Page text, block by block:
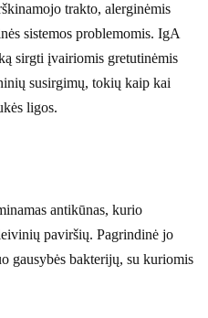
trakto, alerginėmis
sistemos problemomis. IgA
sirgti įvairiomis gretutinėmis
susirgimų, tokių kaip kai
ligos.
antikūnas, kurio
paviršių. Pagrindinė jo
gausybės bakterijų, su kuriomis